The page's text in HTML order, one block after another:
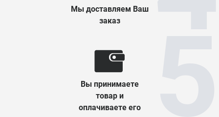
Мы доставляем Ваш
заказ
Вы принимаете
товар и
оплачиваете его